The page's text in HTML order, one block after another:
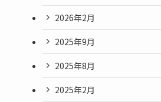
2026年2月
2025年9月
2025年8月
2025年2月